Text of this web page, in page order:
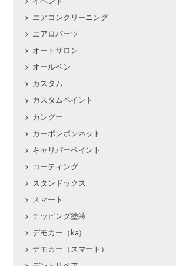
エアコンクリーニング
エアロパーツ
オートサロン
オールペン
カスタム
カスタムペイント
カングー
カーボンボンネット
キャリパーペイント
コーティング
スタンドックス
スマート
チッピング塗装
デモカー（ka）
デモカー（スマート）